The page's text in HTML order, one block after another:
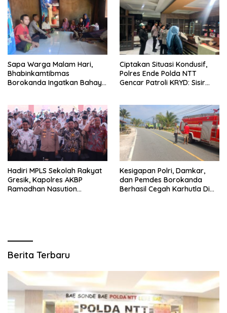
Sapa Warga Malam Hari,
Bhabinkamtibmas
Borokanda Ingatkan Bahaya
Ciptakan Situasi Kondusif,
Polres Ende Polda NTT
Gencar Patroli KRYD: Sisir
Hadiri MPLS Sekolah Rakyat
Gresik, Kapolres AKBP
Ramadhan Nasution
Kesigapan Polri, Damkar,
dan Pemdes Borokanda
Berhasil Cegah Karhutla Di
Berita Terbaru